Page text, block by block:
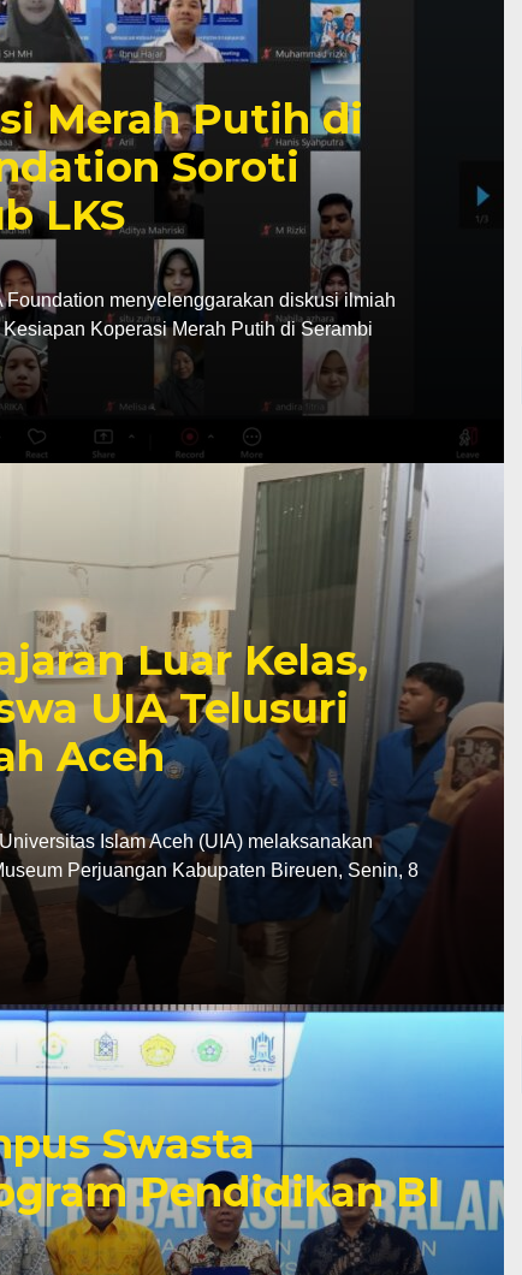
Merah Putih di
Soroti
LKS
menyelenggarakan diskusi ilmiah
Koperasi Merah Putih di Serambi
Luar Kelas,
UIA Telusuri
Aceh
Islam Aceh (UIA) melaksanakan
Perjuangan Kabupaten Bireuen, Senin, 8
Swasta
Pendidikan BI